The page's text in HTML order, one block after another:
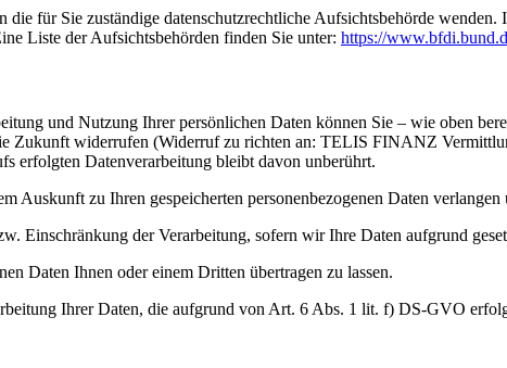
die für Sie zuständige datenschutzrechtliche Aufsichtsbehörde
Liste der Aufsichtsbehörden finden Sie unter: https://
und Nutzung Ihrer persönlichen Daten können Sie – wie oben
Zukunft widerrufen (Widerruf zu richten an: TELIS FINANZ
erfolgten Datenverarbeitung bleibt davon unberührt.
Auskunft zu Ihren gespeicherten personenbezogenen Daten
Einschränkung der Verarbeitung, sofern wir Ihre Daten aufgrund
Daten Ihnen oder einem Dritten übertragen zu lassen.
Ihrer Daten, die aufgrund von Art. 6 Abs. 1 lit. f) DS-GVO